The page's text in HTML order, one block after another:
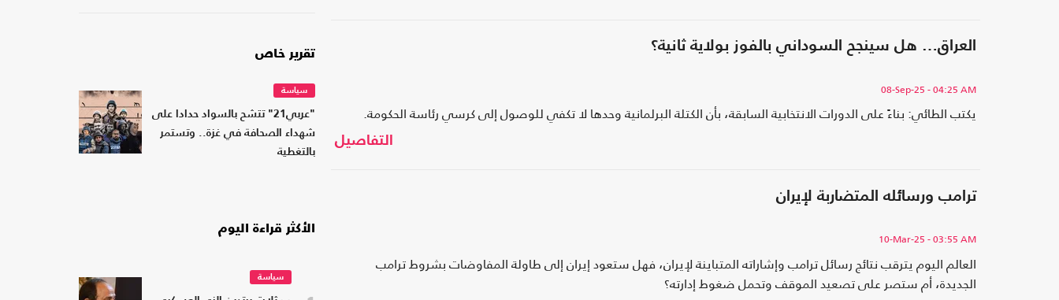
العراق… هل سينجح السوداني بالفوز بولاية ثانية؟
08-Sep-25 - 04:25 AM
يكتب الطائي: بناءً على الدورات الانتخابية السابقة، بأن الكتلة البرلمانية وحدها لا تكفي للوصول إلى كرسي رئاسة الحكومة.
التفاصيل
ترامب ورسائله المتضاربة لإيران
10-Mar-25 - 03:55 AM
العالم اليوم يترقب نتائج رسائل ترامب وإشاراته المتباينة لإيران، فهل ستعود إيران إلى طاولة المفاوضات بشروط ترامب
الجديدة، أم ستصر على تصعيد الموقف وتحمل ضغوط إدارته؟
تقرير خاص
سياسة
"عربي21" تتشح بالسواد حدادا على
شهداء الصحافة في غزة.. وتستمر
بالتغطية
الأكثر قراءة اليوم
سياسة